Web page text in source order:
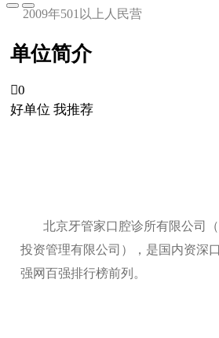
2009年501以上人 民营
单位简介
0
好单位 我推荐
北京牙管家口腔诊所有限公司
投资管理有限公司），是国内资深
强网百强排行榜前列。